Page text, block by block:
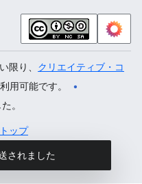
限り、 クリエイティブ・コ
用可能です。
。
ップ
されました